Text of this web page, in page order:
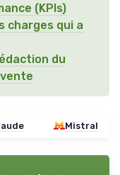
(KPIs)
charges qui a
du
Mistral